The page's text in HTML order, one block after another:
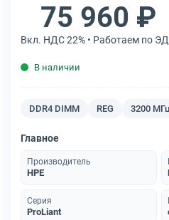
75 960 ₽
Вкл. НДС 22% • Работаем по
В наличии
DDR4 DIMM REG 3200
Главное
Производитель
HPE
Серия
ProLiant